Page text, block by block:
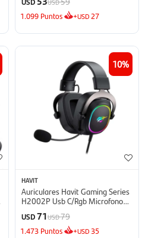
C/Cable - Negro
USD
1.099 Puntos +USD 27
10
HAVIT
Auriculares Havit Gaming Series
H2002P Usb C/Rgb Microfono
USD71USD79
1.473 Puntos +USD 35